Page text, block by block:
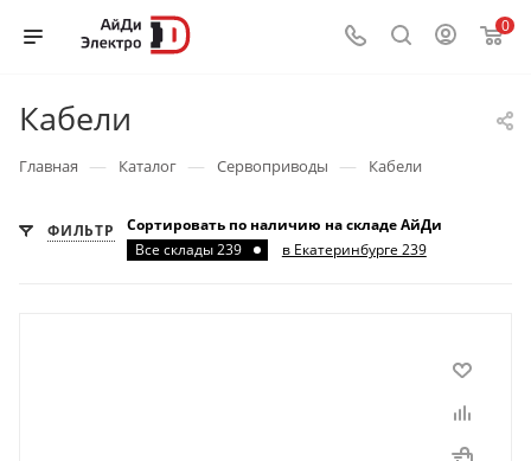
0
Кабели
Главная — Каталог — Сервоприводы — Кабели
ФИЛЬТР
Сортировать по наличию на складе АйДи
Все склады 239
в Екатеринбурге 239